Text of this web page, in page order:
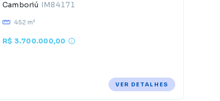
Camboriú IM84171
452 m²
R$ 3.700.000,00
VER DETALHES